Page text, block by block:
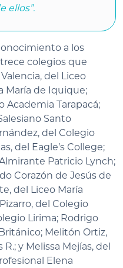
ellos”.
a los
colegios que
del Liceo
María de Iquique;
Academia Tarapacá;
Santo
del Colegio
del Eagle’s College;
Patricio Lynch;
Corazón de Jesús de
del Liceo María
del Colegio
Lirima; Rodrigo
Melitón Ortiz,
y Melissa Mejías, del
Elena